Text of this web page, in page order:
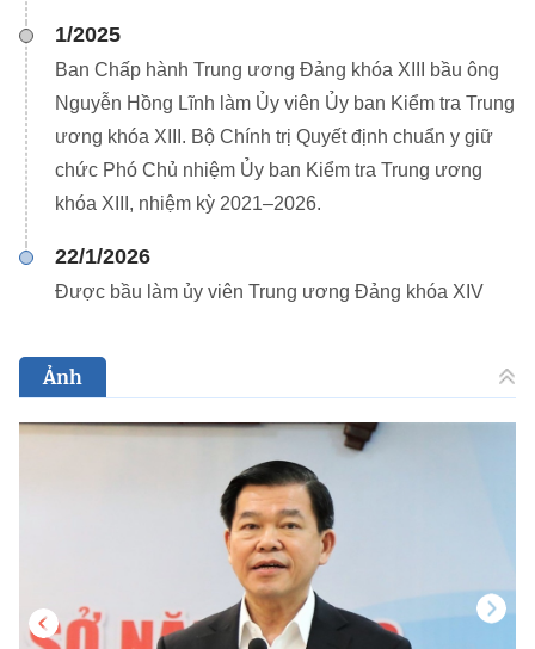
1/2025
Ban Chấp hành Trung ương Đảng khóa XIII bầu ông
Nguyễn Hồng Lĩnh làm Ủy viên Ủy ban Kiểm tra Trung
ương khóa XIII. Bộ Chính trị Quyết định chuẩn y giữ
chức Phó Chủ nhiệm Ủy ban Kiểm tra Trung ương
khóa XIII, nhiệm kỳ 2021–2026.
22/1/2026
Được bầu làm ủy viên Trung ương Đảng khóa XIV
Ảnh